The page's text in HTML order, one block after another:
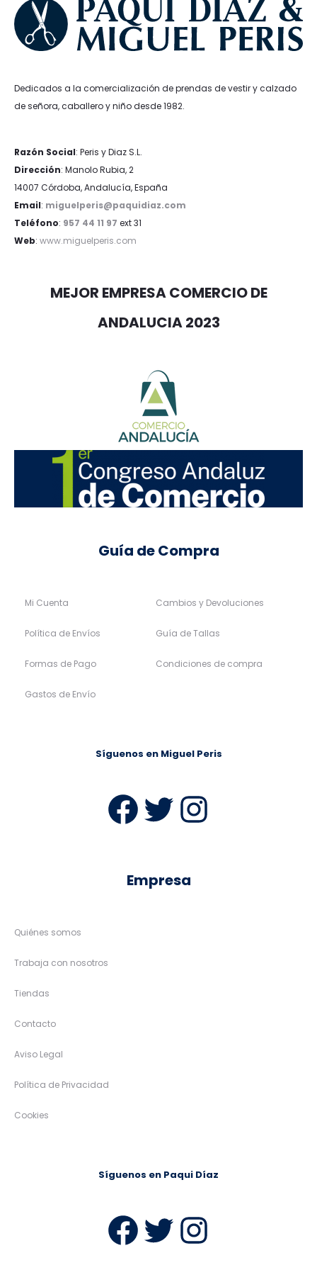
Dedicados a la comercialización de prendas de vestir y calzado
de señora, caballero y niño desde 1982.
Razón Social: Peris y Diaz S.L.
Dirección: Manolo Rubia, 2
14007 Córdoba, Andalucía, España
Email: miguelperis@paquidiaz.com
Teléfono: 957 44 11 97 ext 31
Web: www.miguelperis.com
MEJOR EMPRESA COMERCIO DE
ANDALUCIA 2023
Guía de Compra
Mi Cuenta
Política de Envíos
Formas de Pago
Gastos de Envío
Cambios y Devoluciones
Guía de Tallas
Condiciones de compra
Síguenos en Miguel Peris
Facebook
Twitter
Empresa
Quiénes somos
Trabaja con nosotros
Tiendas
Contacto
Aviso Legal
Política de Privacidad
Cookies
Síguenos en Paqui Díaz
Facebook
Twitter